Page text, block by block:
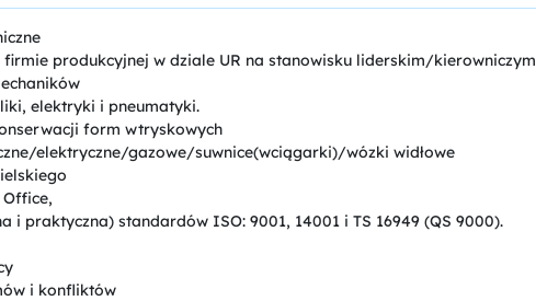
produkcyjnej w dziale UR na stanowisku liderskim/kierowniczym
elektryki i pneumatyki.
form wtryskowych
elektryczne/gazowe/suwnice(wciągarki)/wózki widłowe
i praktyczna) standardów ISO: 9001, 14001 i TS 16949 (QS 9000).
i konfliktów